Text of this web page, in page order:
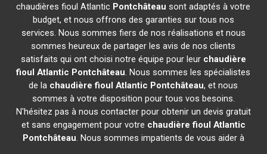
chaudières fioul Atlantic Pontchâteau sont adaptés à votre
budget, et nous offrons des garanties sur tous nos
services. Nous sommes fiers de nos réalisations et nous
sommes heureux de partager les avis de nos clients
satisfaits qui ont choisi notre équipe pour leur chaudière
fioul Atlantic Pontchâteau. Nous sommes les spécialistes
de la chaudière fioul Atlantic Pontchâteau, et nous
sommes à votre disposition pour tous vos besoins.
N'hésitez pas à nous contacter pour obtenir un devis gratuit
et sans engagement pour votre chaudière fioul Atlantic
Pontchâteau. Nous sommes impatients de vous aider à